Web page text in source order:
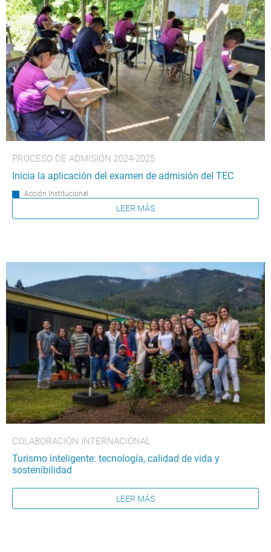
PROCESO DE ADMISIÓN 2024-2025
Inicia la aplicación del examen de admisión del TEC
Acción Institucional
LEER MÁS
COLABORACIÓN INTERNACIONAL
Turismo inteligente: tecnología, calidad de vida y
sostenibilidad
LEER MÁS